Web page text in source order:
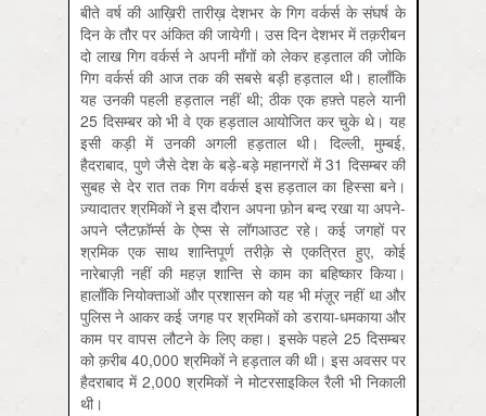
बीते वर्ष की आख़िरी तारीख़ देशभर के गिग वर्कर्स के संघर्ष के
दिन के तौर पर अंकित की जायेगी। उस दिन देशभर में तक़रीबन
दो लाख गिग वर्कर्स ने अपनी माँगों को लेकर हड़ताल की जोकि
गिग वर्कर्स की आज तक की सबसे बड़ी हड़ताल थी। हालाँकि
यह उनकी पहली हड़ताल नहीं थी; ठीक एक हफ़्ते पहले यानी
25 दिसम्बर को भी वे एक हड़ताल आयोजित कर चुके थे। यह
इसी कड़ी में उनकी अगली हड़ताल थी। दिल्ली, मुम्बई,
हैदराबाद, पुणे जैसे देश के बड़े-बड़े महानगरों में 31 दिसम्बर की
सुबह से देर रात तक गिग वर्कर्स इस हड़ताल का हिस्सा बने।
ज़्यादातर श्रमिकों ने इस दौरान अपना फ़ोन बन्द रखा या अपने-
अपने प्लैटफ़ॉर्म्स के ऐप्स से लॉगआउट रहे। कई जगहों पर
श्रमिक एक साथ शान्तिपूर्ण तरीक़े से एकत्रित हुए, कोई
नारेबाज़ी नहीं की महज़ शान्ति से काम का बहिष्कार किया।
हालाँकि नियोक्ताओं और प्रशासन को यह भी मंज़ूर नहीं था और
पुलिस ने आकर कई जगह पर श्रमिकों को डराया-धमकाया और
काम पर वापस लौटने के लिए कहा। इसके पहले 25 दिसम्बर
को क़रीब 40,000 श्रमिकों ने हड़ताल की थी। इस अवसर पर
हैदराबाद में 2,000 श्रमिकों ने मोटरसाइकिल रैली भी निकाली
थी।